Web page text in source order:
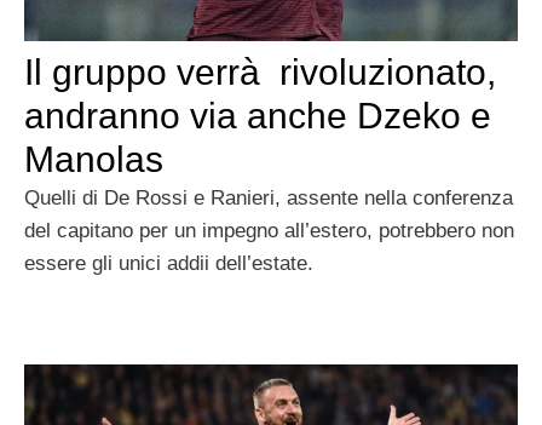
Il gruppo verrà rivoluzionato,
andranno via anche Dzeko e
Manolas
Quelli di De Rossi e Ranieri, assente nella conferenza
del capitano per un impegno all’estero, potrebbero non
essere gli unici addii dell’estate.